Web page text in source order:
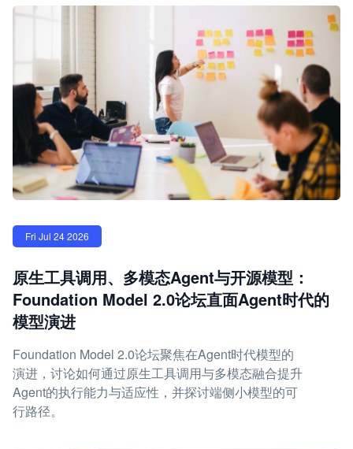
Fri Jul 24 2026
原生工具调用、多模态Agent与开源模型：
Foundation Model 2.0论坛直面Agent时代的
模型演进
Foundation Model 2.0论坛聚焦在Agent时代模型的
演进，讨论如何通过原生工具调用与多模态融合提升
Agent的执行能力与适应性，并探讨端侧小模型的可
行路径。